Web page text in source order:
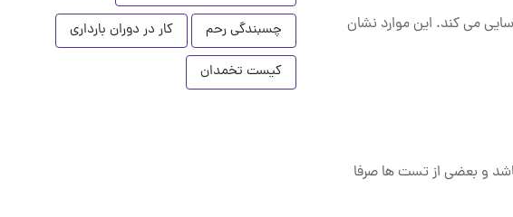
می ‌کند. این موارد نشان
و بعضی از تست ها صرفا
چسبندگی رحم
کار در دوران بارداری
کیست تخمدان